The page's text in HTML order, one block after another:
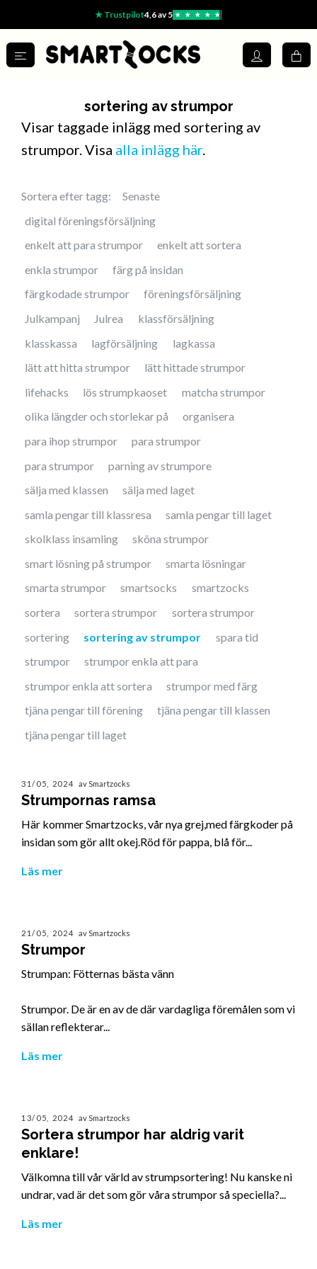
★ Trustpilot4,6 av 5 ★ ★ ★ ★ ★
sortering av strumpor
Visar taggade inlägg med sortering av
strumpor. Visa alla inlägg här.
Sortera efter tagg:
Senaste
digital föreningsförsäljning
enkelt att para strumpor
enkelt att sortera
enkla strumpor
färg på insidan
färgkodade strumpor
föreningsförsäljning
Julkampanj
Julrea
klassförsäljning
klasskassa
lagförsäljning
lagkassa
lätt att hitta strumpor
lätt hittade strumpor
lifehacks
lös strumpkaoset
matcha strumpor
olika längder och storlekar på
organisera
para ihop strumpor
para strumpor
para strumpor
parning av strumpore
sälja med klassen
sälja med laget
samla pengar till klassresa
samla pengar till laget
skolklass insamling
sköna strumpor
smart lösning på strumpor
smarta lösningar
smarta strumpor
smartsocks
smartzocks
sortera
sortera strumpor
sortera strumpor
sortering
sortering av strumpor
spara tid
strumpor
strumpor enkla att para
strumpor enkla att sortera
strumpor med färg
tjäna pengar till förening
tjäna pengar till klassen
tjäna pengar till laget
31/05, 2024 av Smartzocks
Strumpornas ramsa
Här kommer Smartzocks, vår nya grej,med färgkoder på
insidan som gör allt okej.Röd för pappa, blå för...
Läs mer
21/05, 2024 av Smartzocks
Strumpor
Strumpan: Fötternas bästa vänn
Strumpor. De är en av de där vardagliga föremålen som vi
sällan reflekterar...
Läs mer
13/05, 2024 av Smartzocks
Sortera strumpor har aldrig varit
enklare!
Välkomna till vår värld av strumpsortering! Nu kanske ni
undrar, vad är det som gör våra strumpor så speciella?...
Läs mer